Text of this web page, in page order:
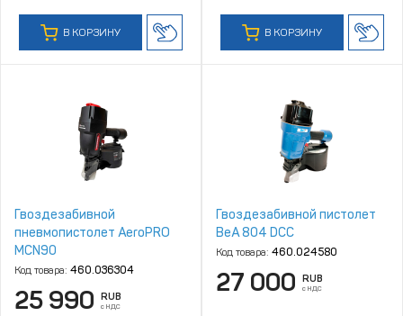
В КОРЗИНУ В КОРЗИНУ
Гвоздезабивной
пневмопистолет AeroPRO
MCN90
Код товара: 460.036304
25 990 RUB
с НДС
Гвоздезабивной пистолет
BeA 804 DCC
Код товара: 460.024580
27 000 RUB
с НДС